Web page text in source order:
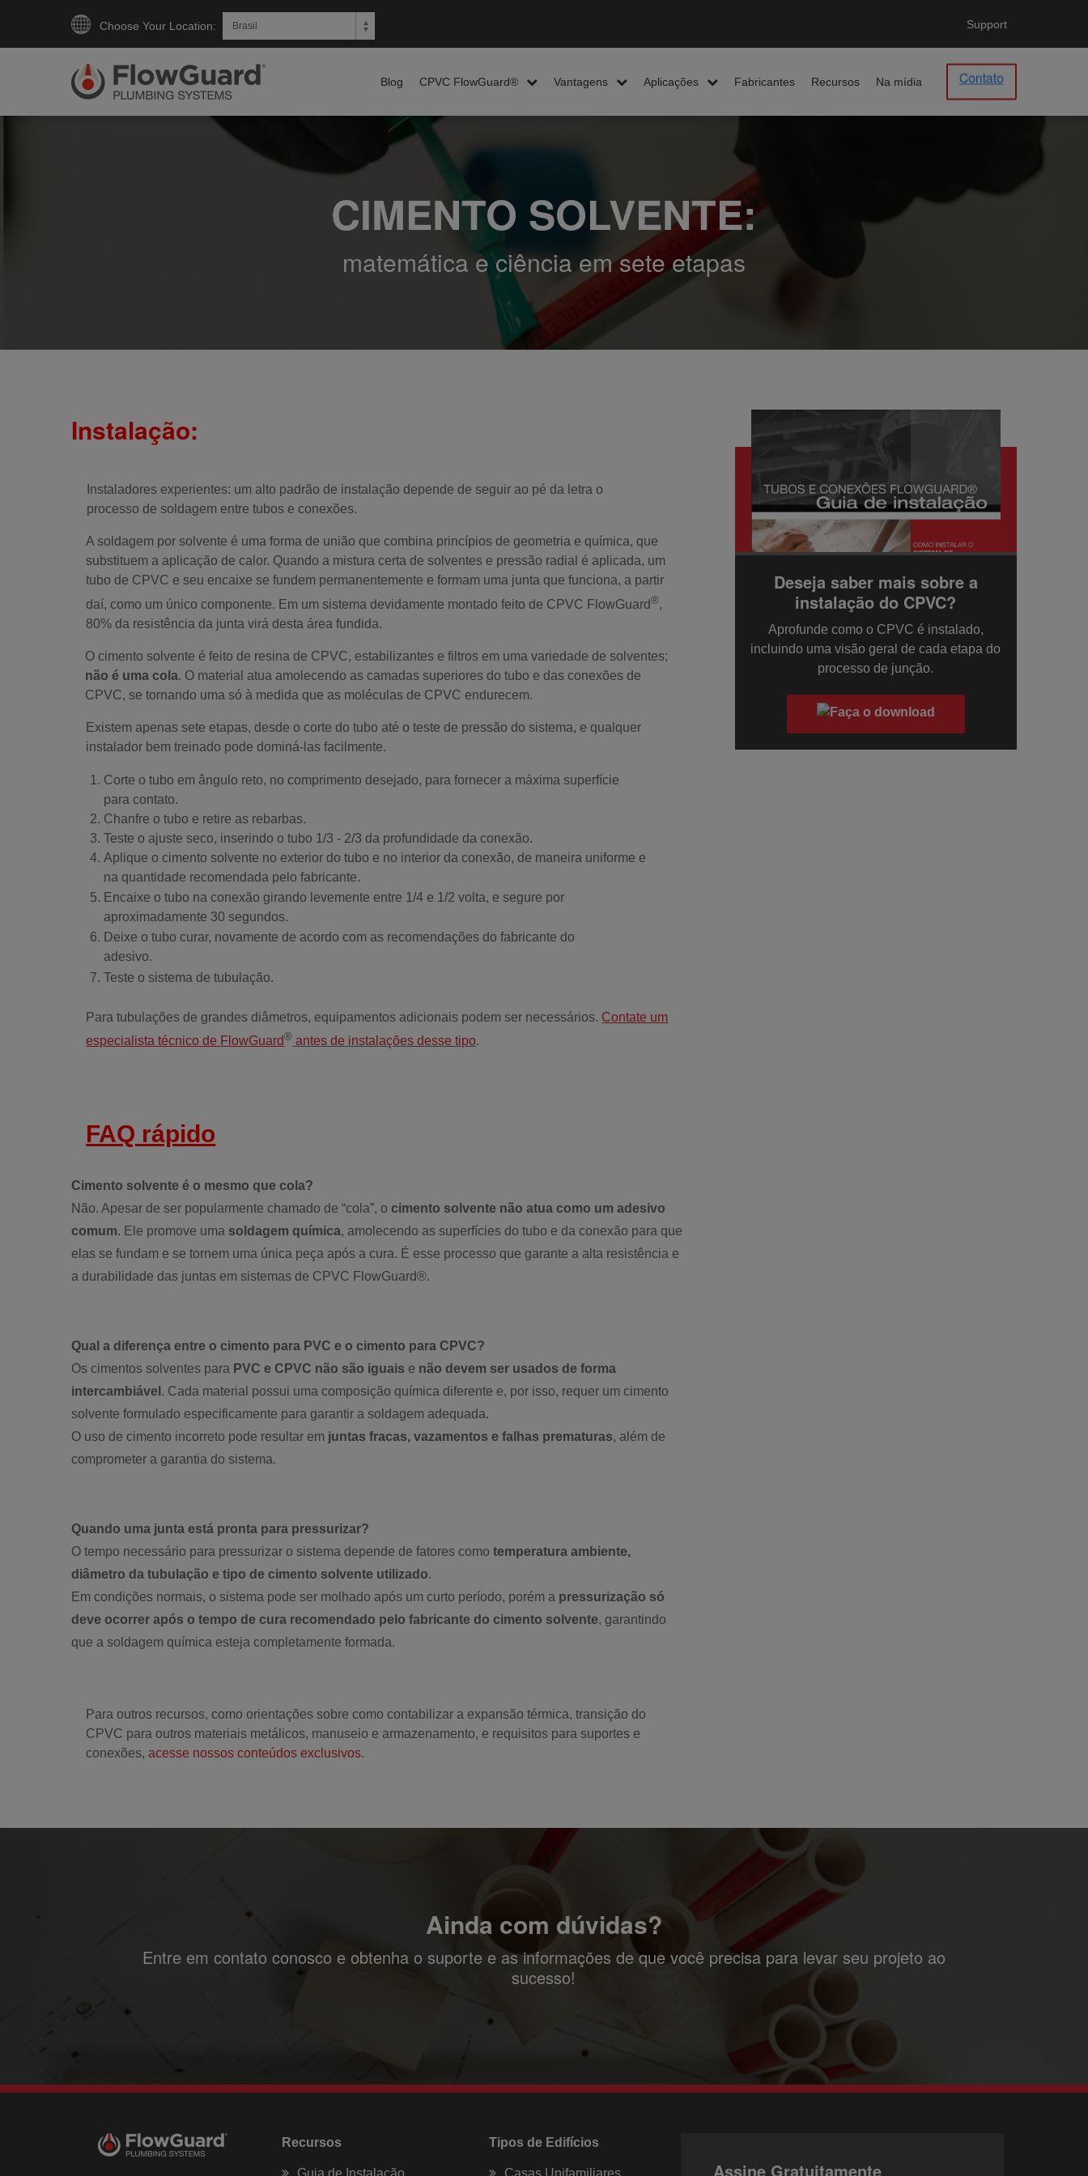
Choose Your Location: Support
Blog CPVC FlowGuard® Vantagens Aplicações Fabricantes Recursos Na mídia
CIMENTO SOLVENTE:
matemática e ciência em sete etapas
Instalação:
Instaladores experientes: um alto padrão de instalação depende de seguir ao pé da letra o
processo de soldagem entre tubos e conexões.
A soldagem por solvente é uma forma de união que combina princípios de geometria e química, que
substituem a aplicação de calor. Quando a mistura certa de solventes e pressão radial é aplicada, um
tubo de CPVC e seu encaixe se fundem permanentemente e formam uma junta que funciona, a partir
daí, como um único componente. Em um sistema devidamente montado feito de CPVC FlowGuard®,
80% da resistência da junta virá desta área fundida.
O cimento solvente é feito de resina de CPVC, estabilizantes e filtros em uma variedade de solventes;
não é uma cola. O material atua amolecendo as camadas superiores do tubo e das conexões de
CPVC, se tornando uma só à medida que as moléculas de CPVC endurecem.
Existem apenas sete etapas, desde o corte do tubo até o teste de pressão do sistema, e qualquer
instalador bem treinado pode dominá-las facilmente.
Corte o tubo em ângulo reto, no comprimento desejado, para fornecer a máxima superfície
para contato.
Chanfre o tubo e retire as rebarbas.
Teste o ajuste seco, inserindo o tubo 1/3 - 2/3 da profundidade da conexão.
Aplique o cimento solvente no exterior do tubo e no interior da conexão, de maneira uniforme e
na quantidade recomendada pelo fabricante.
Encaixe o tubo na conexão girando levemente entre 1/4 e 1/2 volta, e segure por
aproximadamente 30 segundos.
Deixe o tubo curar, novamente de acordo com as recomendações do fabricante do
adesivo.
Teste o sistema de tubulação.
Para tubulações de grandes diâmetros, equipamentos adicionais podem ser necessários. Contate um
especialista técnico de FlowGuard® antes de instalações desse tipo.
FAQ rápido
Cimento solvente é o mesmo que cola?
Não. Apesar de ser popularmente chamado de “cola”, ocimento solvente não atua como um adesivo
comum. Ele promove uma soldagem química, amolecendo as superfícies do tubo e da conexão para que
elas se fundam e se tornem uma única peça após a cura. É esse processo que garante a alta resistência e
a durabilidade das juntas em sistemas de CPVC FlowGuard®.
Qual a diferença entre o cimento para PVC e o cimento para CPVC?
Os cimentos solventes para PVC e CPVC não são iguais e não devem ser usados de forma
intercambiável . Cada material possui uma composição química diferente e, por isso, requer um cimento
solvente formulado especificamente para garantir a soldagem adequada.
O uso de cimento incorreto pode resultar em juntas fracas, vazamentos e falhas prematuras, além de
comprometer a garantia do sistema.
Quando uma junta está pronta para pressurizar?
O tempo necessário para pressurizar o sistema depende de fatores comotemperatura ambiente,
diâmetro da tubulação e tipo de cimento solvente utilizado.
Em condições normais, o sistema pode ser molhado após um curto período, porém a pressurização só
deve ocorrer após o tempo de cura recomendado pelo fabricante do cimento solvente, garantindo
que a soldagem química esteja completamente formada.
Para outros recursos, como orientações sobre como contabilizar a expansão térmica, transição do
CPVC para outros materiais metálicos, manuseio e armazenamento, e requisitos para suportes e
conexões,acesse nossos conteúdos exclusivos.
Deseja saber mais sobre a
instalação do CPVC?
Aprofunde como o CPVC é instalado,
incluindo uma visão geral de cada etapa do
processo de junção.
Ainda com dúvidas?
Entre em contato conosco e obtenha o suporte e as informações de que você precisa para levar seu projeto ao
sucesso!
Recursos
Guia de Instalação
Tipos de Edifícios
Casas Unifamiliares Assine Gratuitamente